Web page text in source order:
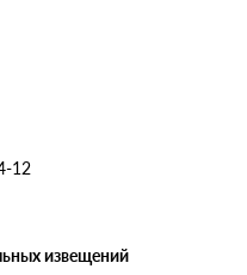
12
извещений